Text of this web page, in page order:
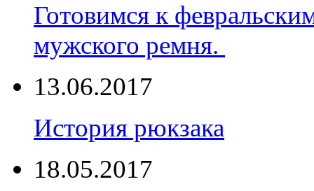
Готовимся к
мужского ремня.
13.06.2017
История рюкзака
18.05.2017